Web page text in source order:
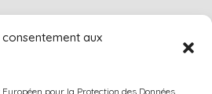
aux
pour la Protection des Données,
vous uniquement